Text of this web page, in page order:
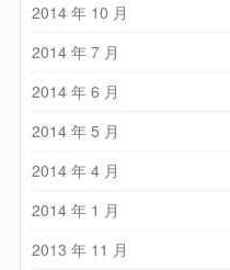
2014 年 10 月
2014 年 7 月
2014 年 6 月
2014 年 5 月
2014 年 4 月
2014 年 1 月
2013 年 11 月